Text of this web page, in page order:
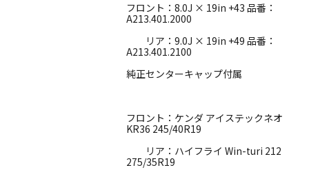
フロント：8.0J × 19in +43 品番：
A213.401.2000
リア：9.0J × 19in +49 品番：
A213.401.2100
純正センターキャップ付属
フロント：ケンダ アイステックネオ
KR36 245/40R19
リア：ハイフライ Win-turi 212
275/35R19